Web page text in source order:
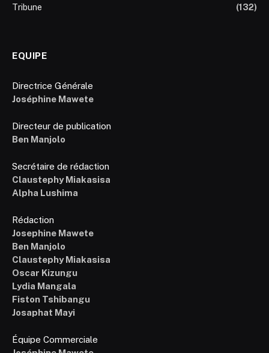
Tribune
(132)
EQUIPE
Directrice Générale
Joséphine Mawete
Directeur de publication
Ben Manjolo
Secrétaire de rédaction
Claustephy Miakasisa
Alpha Lushima
Rédaction
Josephine Mawete
Ben Manjolo
Claustephy Miakasisa
Oscar Kizungu
Lydia Mangala
Fiston Tshibangu
Josaphat Mayi
Équipe Commerciale